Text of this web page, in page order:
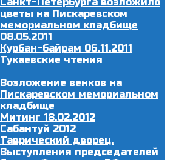
цветы на Пискаревском
мемориальном кладбище
08.05.2011
Курбан-байрам 06.11.2011
Тукаевские чтения
Возложение венков на
Пискаревском мемориальном
кладбище
Митинг 18.02.2012
Сабантуй 2012
Таврический дворец.
Выступления председателей